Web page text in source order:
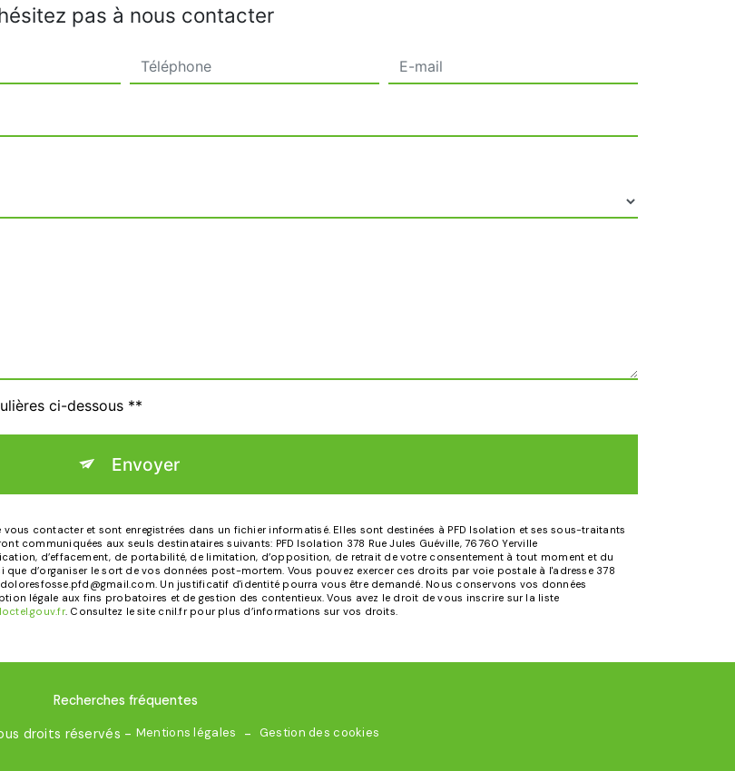
pas à nous contacter
ci-dessous **
Envoyer
contacter et sont enregistrées dans un fichier informatisé. Elles sont destinées à PFD Isolation et ses sous-traitants
communiquées aux seuls destinataires suivants: PFD Isolation 378 Rue Jules Guéville, 76760 Yerville
d’effacement, de portabilité, de limitation, d’opposition, de retrait de votre consentement à tout moment et du
d’organiser le sort de vos données post-mortem. Vous pouvez exercer ces droits par voie postale à l'adresse 378
Un justificatif d'identité pourra vous être demandé. Nous conservons vos données
légale aux fins probatoires et de gestion des contentieux. Vous avez le droit de vous inscrire sur la liste
. Consultez le site cnil.fr pour plus d’informations sur vos droits.
Recherches fréquentes
droits réservés - Mentions légales - Gestion des cookies